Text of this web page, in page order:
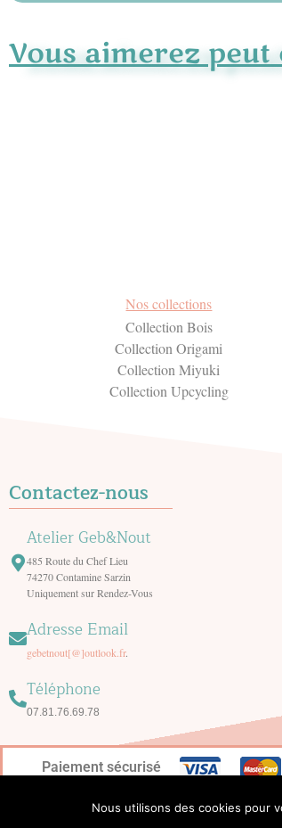
Vous aimerez peut
Nos collections
Collection Bois
Collection Origami
Collection Miyuki
Collection Upcycling
Contactez-nous
Atelier Geb&Nout
485 Route du Chef Lieu
74270 Contamine Sarzin
Uniquement sur Rendez-Vous
Adresse Email
gebetnout[@]outlook.fr.
Téléphone
07.81.76.69.78
Paiement sécurisé
Nous utilisons des cookies pour